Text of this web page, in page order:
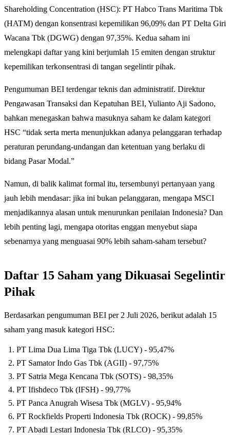
Shareholding Concentration (HSC): PT Habco Trans Maritima Tbk
(HATM) dengan konsentrasi kepemilikan 96,09% dan PT Delta Giri
Wacana Tbk (DGWG) dengan 97,35%. Kedua saham ini
melengkapi daftar yang kini berjumlah 15 emiten dengan struktur
kepemilikan terkonsentrasi di tangan segelintir pihak.
Pengumuman BEI terdengar teknis dan administratif. Direktur
Pengawasan Transaksi dan Kepatuhan BEI, Yulianto Aji Sadono,
bahkan menegaskan bahwa masuknya saham ke dalam kategori
HSC “tidak serta merta menunjukkan adanya pelanggaran terhadap
peraturan perundang-undangan dan ketentuan yang berlaku di
bidang Pasar Modal.”
Namun, di balik kalimat formal itu, tersembunyi pertanyaan yang
jauh lebih mendasar: jika ini bukan pelanggaran, mengapa MSCI
menjadikannya alasan untuk menurunkan penilaian Indonesia? Dan
lebih penting lagi, mengapa otoritas enggan menyebut siapa
sebenarnya yang menguasai 90% lebih saham-saham tersebut?
Daftar 15 Saham yang Dikuasai Segelintir
Pihak
Berdasarkan pengumuman BEI per 2 Juli 2026, berikut adalah 15
saham yang masuk kategori HSC:
PT Lima Dua Lima Tiga Tbk (LUCY) - 95,47%
PT Samator Indo Gas Tbk (AGII) - 97,75%
PT Satria Mega Kencana Tbk (SOTS) - 98,35%
PT Ifishdeco Tbk (IFSH) - 99,77%
PT Panca Anugrah Wisesa Tbk (MGLV) - 95,94%
PT Rockfields Properti Indonesia Tbk (ROCK) - 99,85%
PT Abadi Lestari Indonesia Tbk (RLCO) - 95,35%